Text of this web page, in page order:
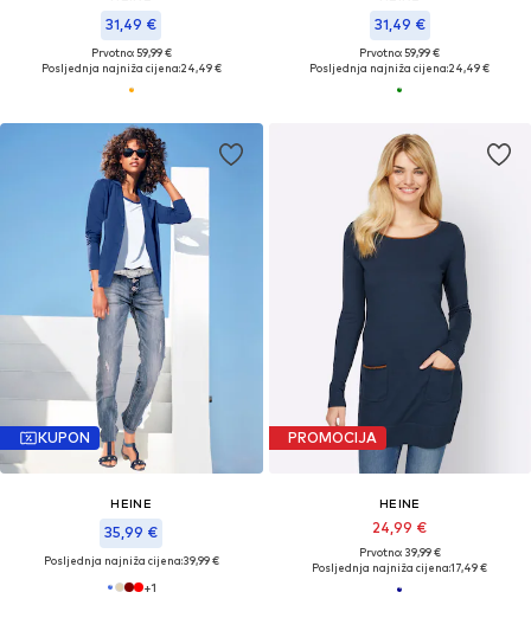
31,49 €
Prvotno: 59,99 €
Posljednja najniža cijena:24,49 €
31,49 €
Prvotno: 59,99 €
Posljednja najniža cijena:24,49 €
KUPON
HEINE
35,99 €
Posljednja najniža cijena:39,99 €
+1
PROMOCIJA
HEINE
24,99 €
Prvotno: 39,99 €
Posljednja najniža cijena:17,49 €